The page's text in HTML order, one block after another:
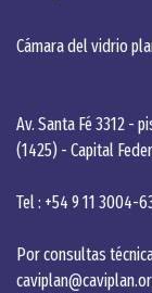
Cámara del vidrio
Av. Santa Fé 3312 -
(1425) - Capital
Tel : +54 9 11 3004-
Por consultas